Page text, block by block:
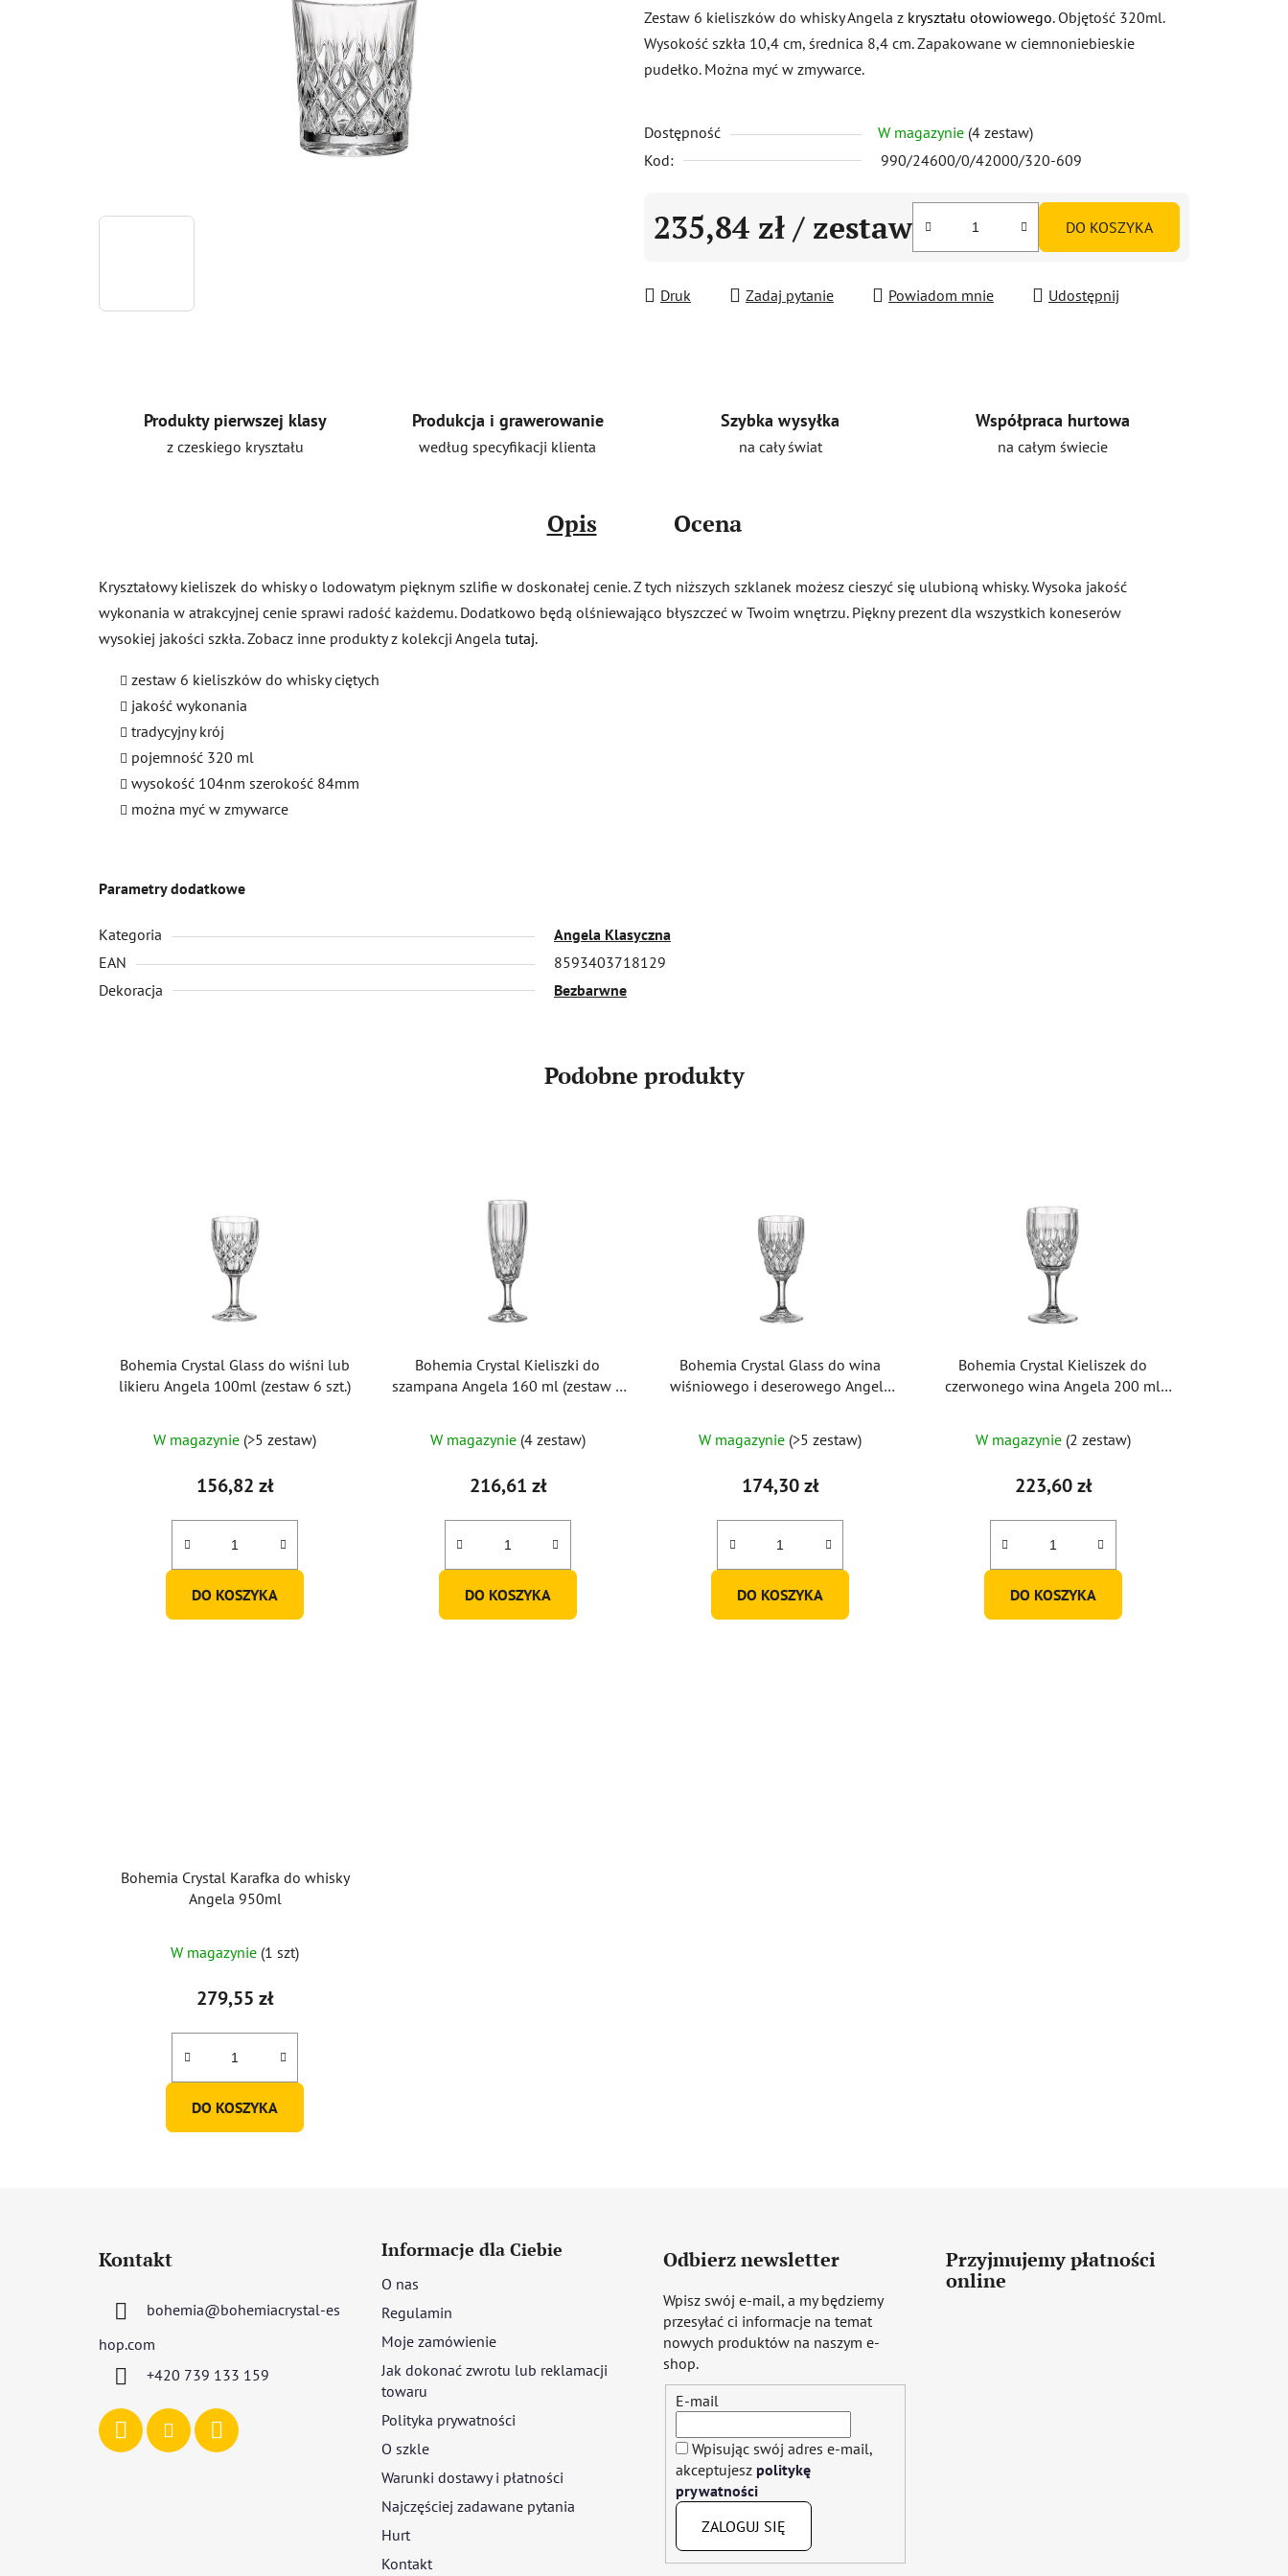
wynosi
0,0
na
gwiazdek.
Zestaw 6 kieliszków do whisky Angela z kryształu ołowiowego. Objętość 320ml.
Wysokość szkła 10,4 cm, średnica 8,4 cm. Zapakowane w ciemnoniebieskie
pudełko. Można myć w zmywarce.
Dostępność W magazynie (4 zestaw)
Kod:
990/24600/0/42000/320-609
235,84 zł / zestaw DO KOSZYKA
Druk Zadaj pytanie Powiadom mnie Udostępnij
Produkty pierwszej klasy
z czeskiego kryształu
Produkcja i grawerowanie
według specyfikacji klienta
Szybka wysyłka
na cały świat
Współpraca hurtowa
na całym świecie
Opis Ocena
Kryształowy kieliszek do whisky o lodowatym pięknym szlifie w doskonałej cenie. Z tych niższych szklanek możesz cieszyć się ulubioną whisky. Wysoka jakość
wykonania w atrakcyjnej cenie sprawi radość każdemu. Dodatkowo będą olśniewająco błyszczeć w Twoim wnętrzu. Piękny prezent dla wszystkich koneserów
wysokiej jakości szkła. Zobacz inne produkty z kolekcji Angela tutaj.
zestaw 6 kieliszków do whisky ciętych
jakość wykonania
tradycyjny krój
pojemność 320 ml
wysokość 104nm szerokość 84mm
można myć w zmywarce
Parametry dodatkowe
Kategoria
Angela Klasyczna
EAN
8593403718129
Dekoracja
Bezbarwne
Podobne produkty
Bohemia Crystal Glass do wiśni lub
likieru Angela 100ml (zestaw 6 szt.)
W magazynie (>5 zestaw)
156,82 zł
DO KOSZYKA
Bohemia Crystal Kieliszki do
szampana Angela 160 ml (zestaw 6
W magazynie (4 zestaw)
216,61 zł
DO KOSZYKA
Bohemia Crystal Glass do wina
wiśniowego i deserowego Angela
ocena
produktu
5,0
na
gwiazdek.
W magazynie (>5 zestaw)
174,30 zł
DO KOSZYKA
Bohemia Crystal Kieliszek do
czerwonego wina Angela 200 ml
W magazynie (2 zestaw)
223,60 zł
DO KOSZYKA
Bohemia Crystal Karafka do whisky
Angela 950ml
W magazynie (1 szt)
279,55 zł
DO KOSZYKA
Kontakt
bohemia@bohemiacrystal-es
hop.com
+420 739 133 159
Informacje dla Ciebie
O nas
Regulamin
Moje zamówienie
Jak dokonać zwrotu lub reklamacji
towaru
Polityka prywatności
O szkle
Warunki dostawy i płatności
Najczęściej zadawane pytania
Hurt
Kontakt
Odbierz newsletter
Wpisz swój e-mail, a my będziemy
przesyłać ci informacje na temat
nowych produktów na naszym e-
shop.
E-mail
Wpisując swój adres e-mail,
akceptujesz politykę
prywatności
ZALOGUJ SIĘ
Przyjmujemy płatności
online